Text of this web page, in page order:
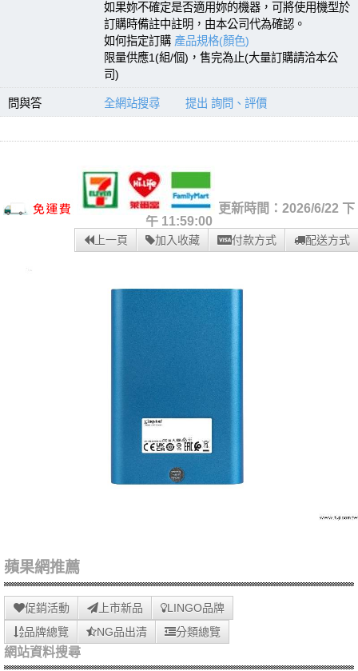
如果妳不確定是否適用妳的機器，可將使用機型於
訂購時備註中註明，由本公司代為確認。
如何指定訂購 產品規格(顏色)
限量供應1(組/個)，售完為止(大量訂購請洽本公
司)
問與答 全網站搜尋 提出 詢問、評價
更新時間：2026/6/22 下
午 11:59:00
上一頁 加入收藏 付款方式 配送方式
蘋果網推薦
促銷活動 上市新品
LINGO品牌
品牌總覽
NG品出清 分類總覽
網站資料搜尋